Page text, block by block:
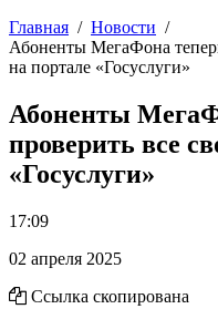
Главная
Новости
Абоненты МегаФона
на портале «Госуслуги»
Абоненты
проверить все
«Госуслуги»
17:09
02 апреля 2025
Ссылка скопирована